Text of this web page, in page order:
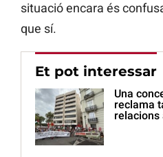
situació encara és
que sí.
Et pot interessar
Una
reclama
relacions